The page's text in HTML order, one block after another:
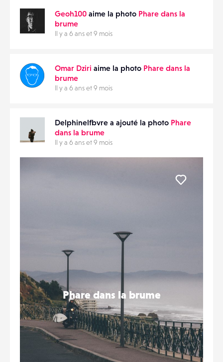
MATÉRIELS
ÉVÉNEMENTS
Geoh100 aime la photo Phare dans la
brume
Il y a 6 ans et 9 mois
Omar Dziri aime la photo Phare dans la
brume
Il y a 6 ans et 9 mois
Delphinelfbvre a ajouté la photo Phare
dans la brume
Il y a 6 ans et 9 mois
Phare dans la brume